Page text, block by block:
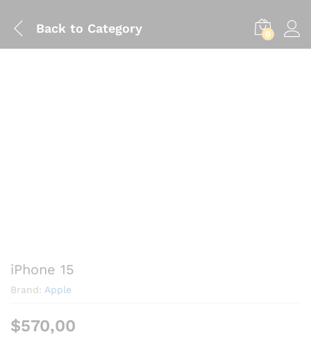
Back to Category 0
iPhone 15
Brand: Apple
$570,00